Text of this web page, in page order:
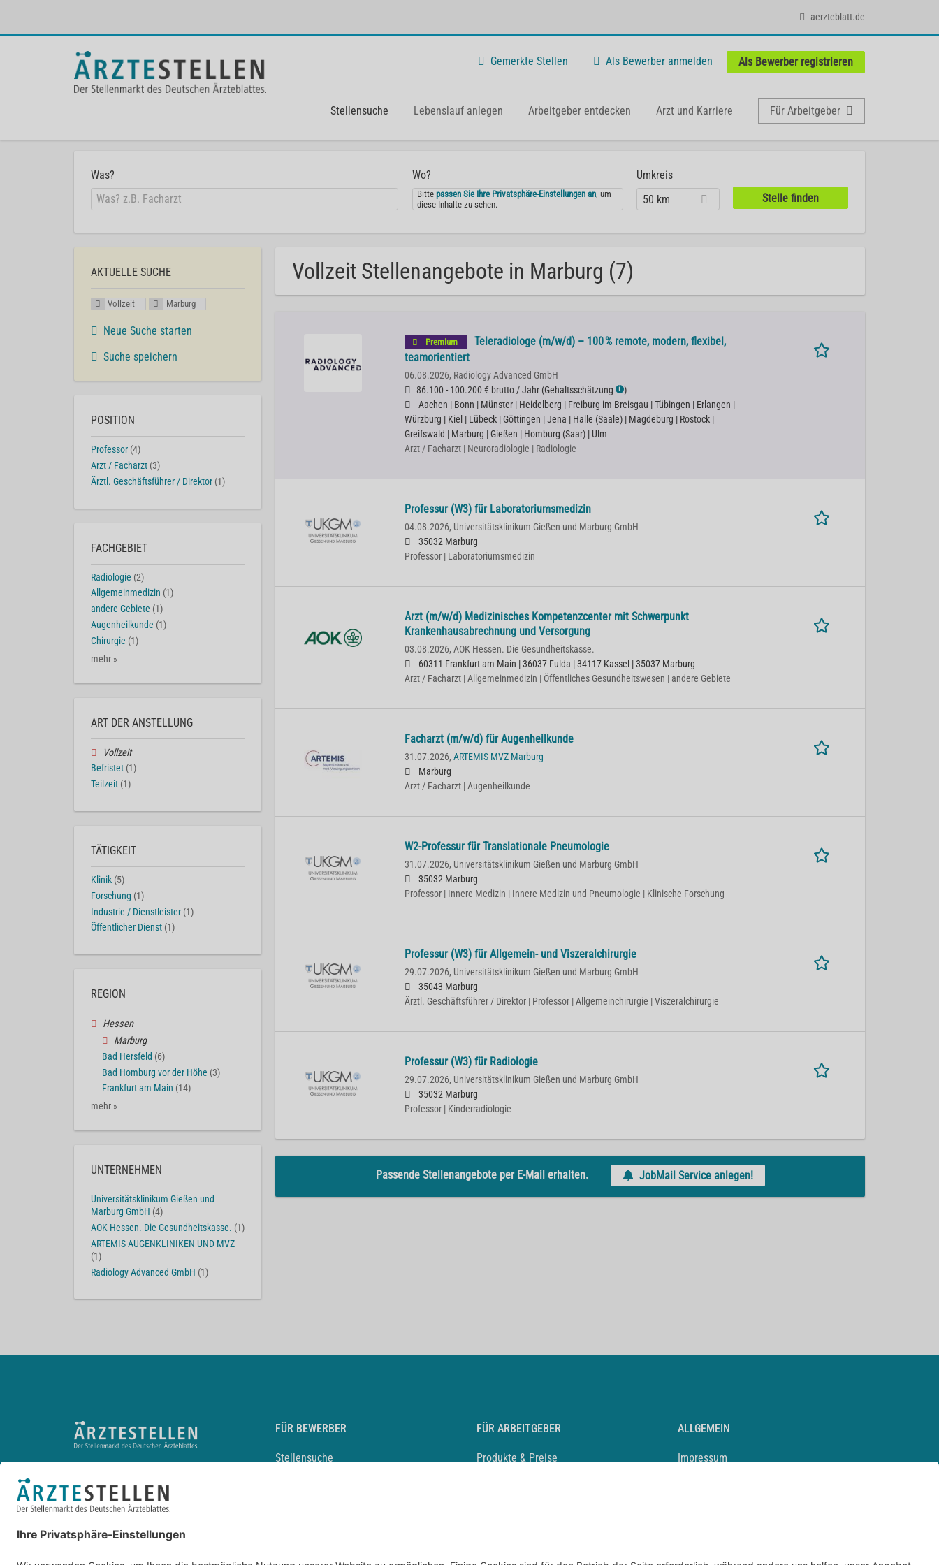
aerzteblatt.de
Gemerkte Stellen Als Bewerber anmelden Als Bewerber registrieren
Stellensuche Lebenslauf anlegen Arbeitgeber entdecken Arzt und Karriere Für Arbeitgeber
Was? Wo?
Bittepassen Sie Ihre Privatsphäre-Einstellungen an, um
diese Inhalte zu sehen.
Umkreis
50 km
Vollzeit Stellenangebote in Marburg (7)
Premium
Teleradiologe (m/w/d) – 100 % remote, modern, flexibel,
teamorientiert
06.08.2026, Radiology Advanced GmbH
86.100 - 100.200 € brutto / Jahr (Gehaltsschätzung ℹ )
Aachen | Bonn | Münster | Heidelberg | Freiburg im Breisgau | Tübingen | Erlangen |
Würzburg | Kiel | Lübeck | Göttingen | Jena | Halle (Saale) | Magdeburg | Rostock |
Greifswald | Marburg | Gießen | Homburg (Saar) | Ulm
Arzt / Facharzt | Neuroradiologie | Radiologie
Professur (W3) für Laboratoriumsmedizin
04.08.2026, Universitätsklinikum Gießen und Marburg GmbH
35032 Marburg
Professor | Laboratoriumsmedizin
Arzt (m/w/d) Medizinisches Kompetenzcenter mit Schwerpunkt
Krankenhausabrechnung und Versorgung
03.08.2026, AOK Hessen. Die Gesundheitskasse.
60311 Frankfurt am Main | 36037 Fulda | 34117 Kassel | 35037 Marburg
Arzt / Facharzt | Allgemeinmedizin | Öffentliches Gesundheitswesen | andere Gebiete
Facharzt (m/w/d) für Augenheilkunde
31.07.2026, ARTEMIS MVZ Marburg
Marburg
Arzt / Facharzt | Augenheilkunde
W2-Professur für Translationale Pneumologie
31.07.2026, Universitätsklinikum Gießen und Marburg GmbH
35032 Marburg
Professor | Innere Medizin | Innere Medizin und Pneumologie | Klinische Forschung
Professur (W3) für Allgemein- und Viszeralchirurgie
29.07.2026, Universitätsklinikum Gießen und Marburg GmbH
35043 Marburg
Ärztl. Geschäftsführer / Direktor | Professor | Allgemeinchirurgie | Viszeralchirurgie
Professur (W3) für Radiologie
29.07.2026, Universitätsklinikum Gießen und Marburg GmbH
35032 Marburg
Professor | Kinderradiologie
Passende Stellenangebote per E-Mail erhalten. JobMail Service anlegen!
AKTUELLE SUCHE
Vollzeit Marburg
Neue Suche starten
Suche speichern
POSITION
Professor (4)
Arzt / Facharzt (3)
Ärztl. Geschäftsführer / Direktor (1)
FACHGEBIET
Radiologie (2)
Allgemeinmedizin (1)
andere Gebiete (1)
Augenheilkunde (1)
Chirurgie (1)
mehr »
ART DER ANSTELLUNG
Vollzeit
Befristet (1)
Teilzeit (1)
TÄTIGKEIT
Klinik (5)
Forschung (1)
Industrie / Dienstleister (1)
Öffentlicher Dienst (1)
REGION
Hessen
Marburg
Bad Hersfeld (6)
Bad Homburg vor der Höhe (3)
Frankfurt am Main (14)
mehr »
UNTERNEHMEN
Universitätsklinikum Gießen und
Marburg GmbH (4)
AOK Hessen. Die Gesundheitskasse. (1)
ARTEMIS AUGENKLINIKEN UND MVZ
(1)
Radiology Advanced GmbH (1)
FÜR BEWERBER
Stellensuche
Durchsuchen Sie den Stellenkatalog
FÜR ARBEITGEBER
Produkte & Preise
ALLGEMEIN
Impressum